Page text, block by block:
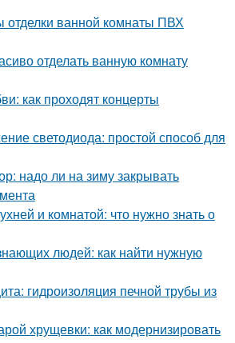
отделки ванной комнаты ПВХ
отделать ванную комнату
как проходят концерты
светодиода: простой способ для
надо ли на зиму закрывать
и комнатой: что нужно знать о
людей: как найти нужную
гидроизоляция печной трубы из
хрущевки: как модернизировать